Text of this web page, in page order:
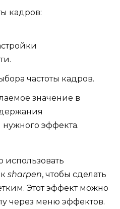
кадров:
частоты кадров.
значение в
эффекта.
sharpen, чтобы сделать
Этот эффект можно
через меню эффектов.